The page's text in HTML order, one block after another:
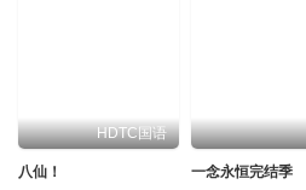
HDTC国语
八仙！ 一念永恒完结季